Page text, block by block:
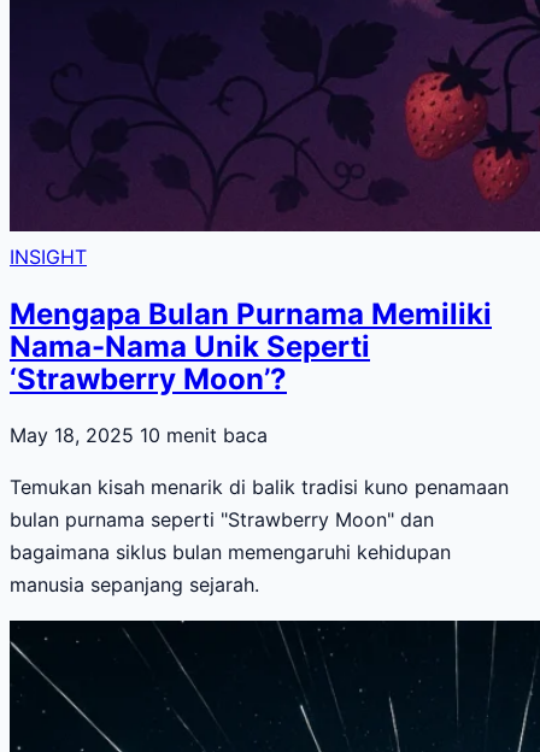
INSIGHT
Mengapa Bulan Purnama Memiliki
Nama-Nama Unik Seperti
‘Strawberry Moon’?
May 18, 2025 10 menit baca
Temukan kisah menarik di balik tradisi kuno penamaan
bulan purnama seperti "Strawberry Moon" dan
bagaimana siklus bulan memengaruhi kehidupan
manusia sepanjang sejarah.